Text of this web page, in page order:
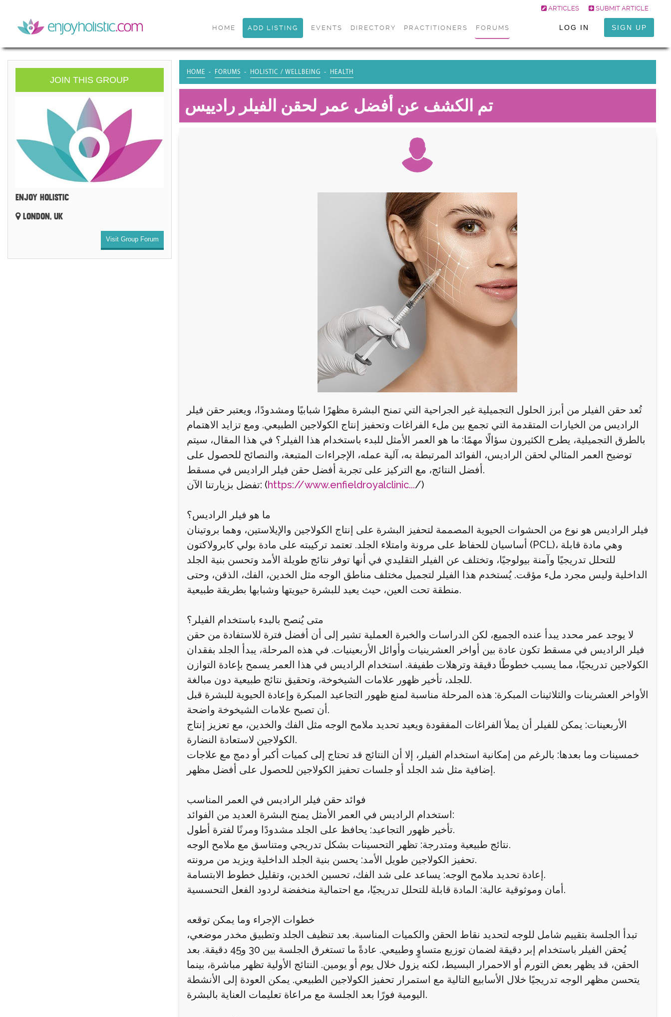
ARTICLES SUBMIT ARTICLE
HOME ADD LISTING EVENTS DIRECTORY PRACTITIONERS FORUMS LOG IN SIGN UP
JOIN THIS GROUP
ENJOY HOLISTIC
LONDON, UK
Visit Group Forum
HOME FORUMS HOLISTIC / WELLBEING HEALTH
تم الكشف عن أفضل عمر لحقن الفيلر رادييس
تُعد حقن الفيلر من أبرز الحلول التجميلية غير الجراحية التي تمنح البشرة مظهرًا شبابيًا ومشدودًا، ويعتبر حقن فيلر
الراديس من الخيارات المتقدمة التي تجمع بين ملء الفراغات وتحفيز إنتاج الكولاجين الطبيعي. ومع تزايد الاهتمام
بالطرق التجميلية، يطرح الكثيرون سؤالًا مهمًا: ما هو العمر الأمثل للبدء باستخدام هذا الفيلر؟ في هذا المقال، سيتم
توضيح العمر المثالي لحقن الراديس، الفوائد المرتبطة به، آلية عمله، الإجراءات المتبعة، والنصائح للحصول على
أفضل النتائج، مع التركيز على تجربة أفضل حقن فيلر الراديس في مسقط.
تفضل بزيارتنا الآن: (https://www.enfieldroyalclinic.../)
ما هو فيلر الراديس؟
فيلر الراديس هو نوع من الحشوات الحيوية المصممة لتحفيز البشرة على إنتاج الكولاجين والإيلاستين، وهما بروتينان
أساسيان للحفاظ على مرونة وامتلاء الجلد. تعتمد تركيبته على مادة بولي كابرولاكتون (PCL)، وهي مادة قابلة
للتحلل تدريجيًا وآمنة بيولوجيًا، وتختلف عن الفيلر التقليدي في أنها توفر نتائج طويلة الأمد وتحسن بنية الجلد
الداخلية وليس مجرد ملء مؤقت. يُستخدم هذا الفيلر لتجميل مختلف مناطق الوجه مثل الخدين، الفك، الذقن، وحتى
منطقة تحت العين، حيث يعيد للبشرة حيويتها وشبابها بطريقة طبيعية.
متى يُنصح بالبدء باستخدام الفيلر؟
لا يوجد عمر محدد يبدأ عنده الجميع، لكن الدراسات والخبرة العملية تشير إلى أن أفضل فترة للاستفادة من حقن
فيلر الراديس في مسقط تكون عادة بين أواخر العشرينيات وأوائل الأربعينيات. في هذه المرحلة، يبدأ الجلد بفقدان
الكولاجين تدريجيًا، مما يسبب خطوطًا دقيقة وترهلات طفيفة. استخدام الراديس في هذا العمر يسمح بإعادة التوازن
للجلد، تأخير ظهور علامات الشيخوخة، وتحقيق نتائج طبيعية دون مبالغة.
الأواخر العشرينات والثلاثينات المبكرة: هذه المرحلة مناسبة لمنع ظهور التجاعيد المبكرة وإعادة الحيوية للبشرة قبل
أن تصبح علامات الشيخوخة واضحة.
الأربعينات: يمكن للفيلر أن يملأ الفراغات المفقودة ويعيد تحديد ملامح الوجه مثل الفك والخدين، مع تعزيز إنتاج
الكولاجين لاستعادة النضارة.
خمسينات وما بعدها: بالرغم من إمكانية استخدام الفيلر، إلا أن النتائج قد تحتاج إلى كميات أكبر أو دمج مع علاجات
إضافية مثل شد الجلد أو جلسات تحفيز الكولاجين للحصول على أفضل مظهر.
فوائد حقن فيلر الراديس في العمر المناسب
استخدام الراديس في العمر الأمثل يمنح البشرة العديد من الفوائد:
تأخير ظهور التجاعيد: يحافظ على الجلد مشدودًا ومرنًا لفترة أطول.
نتائج طبيعية ومتدرجة: تظهر التحسينات بشكل تدريجي ومتناسق مع ملامح الوجه.
تحفيز الكولاجين طويل الأمد: يحسن بنية الجلد الداخلية ويزيد من مرونته.
إعادة تحديد ملامح الوجه: يساعد على شد الفك، تحسين الخدين، وتقليل خطوط الابتسامة.
أمان وموثوقية عالية: المادة قابلة للتحلل تدريجيًا، مع احتمالية منخفضة لردود الفعل التحسسية.
خطوات الإجراء وما يمكن توقعه
تبدأ الجلسة بتقييم شامل للوجه لتحديد نقاط الحقن والكميات المناسبة. بعد تنظيف الجلد وتطبيق مخدر موضعي،
يُحقن الفيلر باستخدام إبر دقيقة لضمان توزيع متساوٍ وطبيعي. عادةً ما تستغرق الجلسة بين 30 و45 دقيقة. بعد
الحقن، قد يظهر بعض التورم أو الاحمرار البسيط، لكنه يزول خلال يوم أو يومين. النتائج الأولية تظهر مباشرة، بينما
يتحسن مظهر الوجه تدريجيًا خلال الأسابيع التالية مع استمرار تحفيز الكولاجين الطبيعي. يمكن العودة إلى الأنشطة
اليومية فورًا بعد الجلسة مع مراعاة تعليمات العناية بالبشرة.